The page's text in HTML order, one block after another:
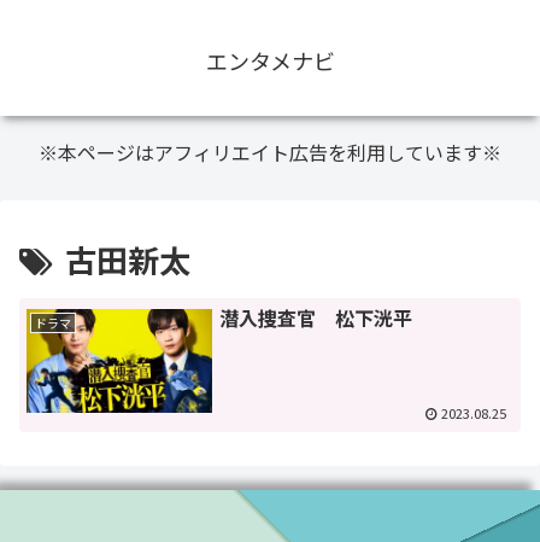
エンタメナビ
※本ページはアフィリエイト広告を利用しています※
古田新太
ドラマ 潜入捜査官 松下洸平
2023.08.25